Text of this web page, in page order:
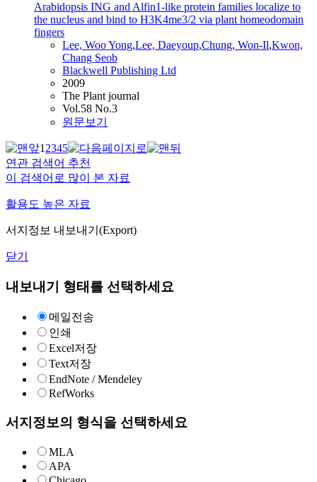
Arabidopsis ING and Alfin1-like protein families localize to
the nucleus and bind to H3K4me3/2 via plant homeodomain
fingers
Lee, Woo Yong,Lee, Daeyoup,Chung, Won-Il,Kwon,
Chang Seob
Blackwell Publishing Ltd
2009
The Plant journal
Vol.58 No.3
원문보기
12345
연관 검색어 추천
이 검색어로 많이 본 자료
활용도 높은 자료
서지정보 내보내기(Export)
닫기
내보내기 형태를 선택하세요
메일전송
인쇄
Excel저장
Text저장
EndNote / Mendeley
RefWorks
서지정보의 형식을 선택하세요
MLA
APA